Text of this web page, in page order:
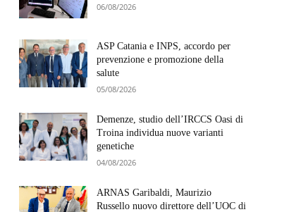
06/08/2026
ASP Catania e INPS, accordo per
prevenzione e promozione della
salute
05/08/2026
Demenze, studio dell’IRCCS Oasi di
Troina individua nuove varianti
genetiche
04/08/2026
ARNAS Garibaldi, Maurizio
Russello nuovo direttore dell’UOC di